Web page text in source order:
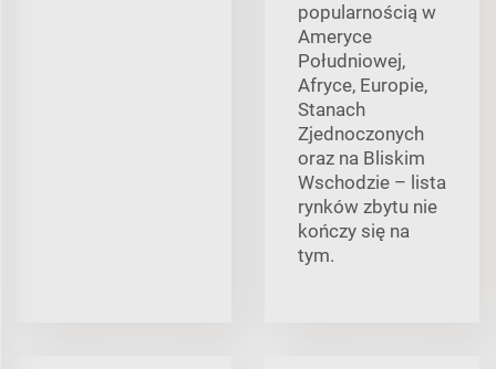
popularnością w
Ameryce
Południowej,
Afryce, Europie,
Stanach
Zjednoczonych
oraz na Bliskim
Wschodzie – lista
rynków zbytu nie
kończy się na
tym.